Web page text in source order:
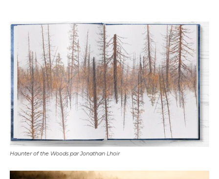
Haunter of the Woods par Jonathan Lhoir